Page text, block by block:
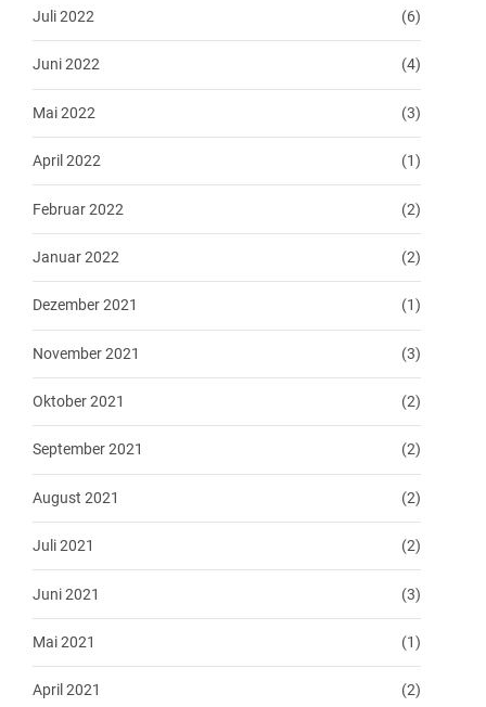
Juli 2022 (6)
Juni 2022 (4)
Mai 2022 (3)
April 2022 (1)
Februar 2022 (2)
Januar 2022 (2)
Dezember 2021 (1)
November 2021 (3)
Oktober 2021 (2)
September 2021 (2)
August 2021 (2)
Juli 2021 (2)
Juni 2021 (3)
Mai 2021 (1)
April 2021 (2)